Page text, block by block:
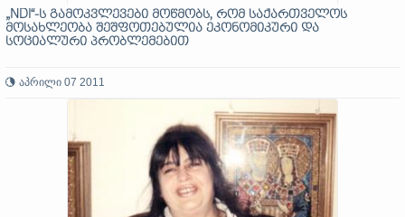
„NDI“-ს გამოკვლევები მოწმობს, რომ საქართველოს
მოსახლეობა შეშფოთებულია ეკონომიკური და
სოციალური პრობლემებით
აპრილი 07 2011